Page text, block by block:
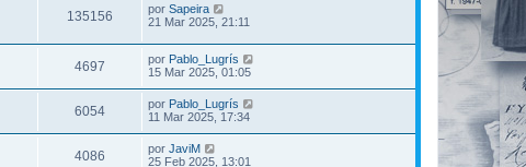
135156 por Sapeira
21 Mar 2025, 21:11
4697 por Pablo_Lugrís
15 Mar 2025, 01:05
6054 por Pablo_Lugrís
11 Mar 2025, 17:34
4086 por JaviM
25 Feb 2025, 13:01